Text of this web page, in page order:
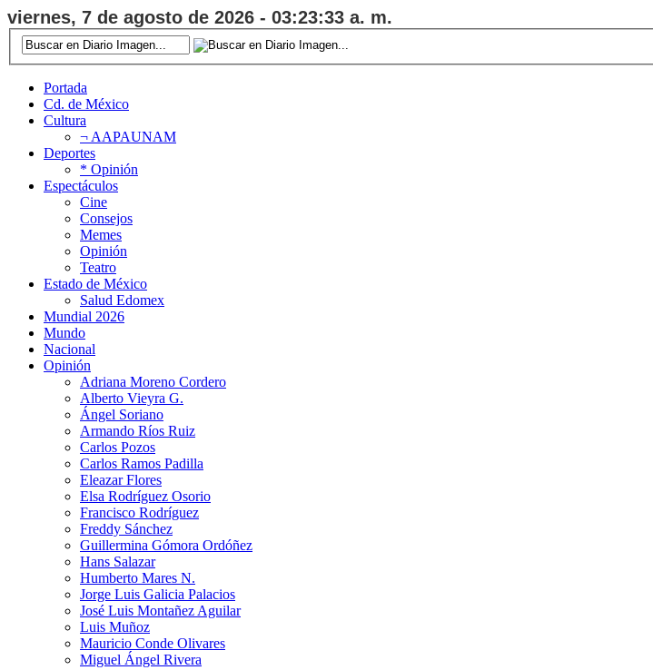
viernes, 7 de agosto de 2026 - 03:23:34 a. m.
Portada
Cd. de México
Cultura
¬ AAPAUNAM
Deportes
* Opinión
Espectáculos
Cine
Consejos
Memes
Opinión
Teatro
Estado de México
Salud Edomex
Mundial 2026
Mundo
Nacional
Opinión
Adriana Moreno Cordero
Alberto Vieyra G.
Ángel Soriano
Armando Ríos Ruiz
Carlos Pozos
Carlos Ramos Padilla
Eleazar Flores
Elsa Rodríguez Osorio
Francisco Rodríguez
Freddy Sánchez
Guillermina Gómora Ordóñez
Hans Salazar
Humberto Mares N.
Jorge Luis Galicia Palacios
José Luis Montañez Aguilar
Luis Muñoz
Mauricio Conde Olivares
Miguel Ángel Rivera